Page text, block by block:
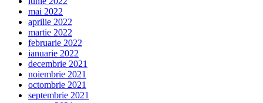
mai 2022
aprilie 2022
martie 2022
februarie 2022
ianuarie 2022
decembrie 2021
noiembrie 2021
octombrie 2021
septembrie 2021